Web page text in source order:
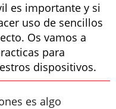
es importante y si
uso de sencillos
Os vamos a
para
dispositivos.
es algo